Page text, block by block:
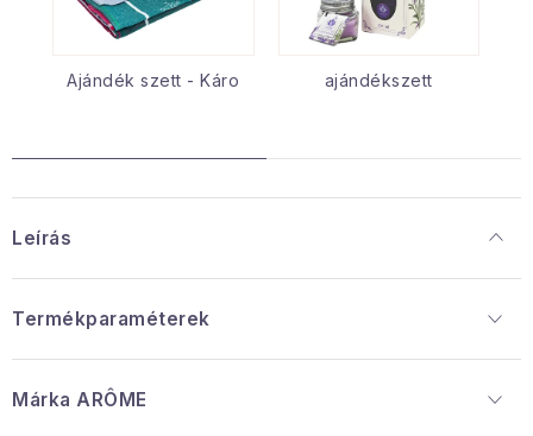
Ajándék szett - Káro ajándékszett
Leírás
Termékparaméterek
Márka ARÔME